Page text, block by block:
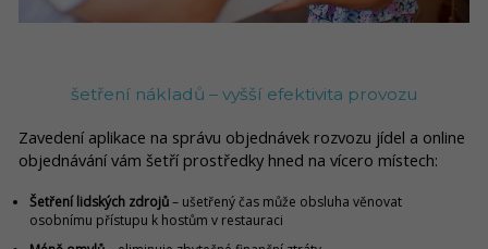
šetření nákladů – vyšší efektivita provozu
Zavedení aplikace na správu objednávek rozvozu jídel a online
objednávání vám šetří prostředky hned na vícero místech:
Šetření lidských zdrojů– ušetřený čas může obsluha věnovat
osobnímu přístupu k hostům v restauraci